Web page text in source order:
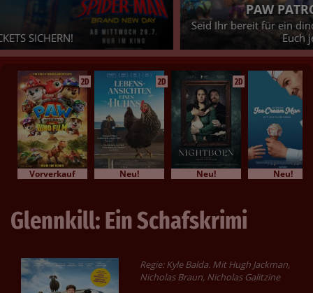
PAW PATROL: DER DINO FILM
Seid Ihr bereit für ein dino-starkes Abenteuer? - Dann sichert
Euch jetzt Eure Tickets!
2D
Vorverkauf
2D
Neu!
2D
Neu! Neu!
Glennkill: Ein Schafskrimi
Regie: Kyle Balda. Mit Hugh Jackman,
Nicholas Braun, Nicholas Galitzine